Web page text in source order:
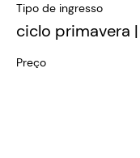
vemos que os pais
significativas entre
Descrição do encontro
Tipo de ingresso
ciclo primavera
Preço